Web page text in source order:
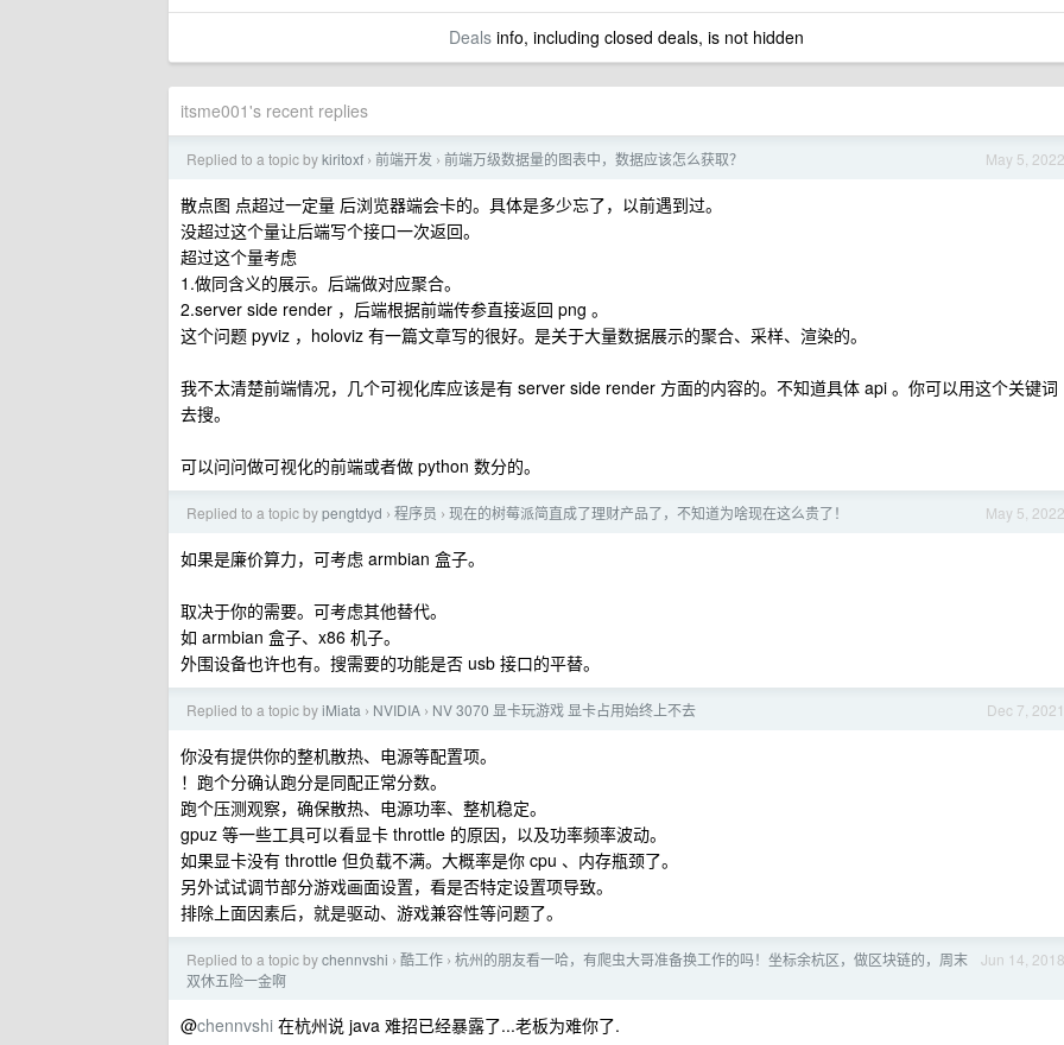
Dealsinfo, including closed deals, is not hidden
itsme001's recent replies
May 5, 2022
Replied to a topic bykiritoxf › 前端开发 › 前端万级数据量的图表中，数据应该怎么获取？
散点图 点超过一定量 后浏览器端会卡的。具体是多少忘了，以前遇到过。
没超过这个量让后端写个接口一次返回。
超过这个量考虑
1.做同含义的展示。后端做对应聚合。
2.server side render ，后端根据前端传参直接返回 png 。
这个问题 pyviz ，holoviz 有一篇文章写的很好。是关于大量数据展示的聚合、采样、渲染的。
我不太清楚前端情况，几个可视化库应该是有 server side render 方面的内容的。不知道具体 api 。你可以用这个关键词
去搜。
可以问问做可视化的前端或者做 python 数分的。
May 5, 2022
Replied to a topic bypengtdyd › 程序员 › 现在的树莓派简直成了理财产品了，不知道为啥现在这么贵了！
如果是廉价算力，可考虑 armbian 盒子。
取决于你的需要。可考虑其他替代。
如 armbian 盒子、x86 机子。
外围设备也许也有。搜需要的功能是否 usb 接口的平替。
Dec 7, 2021
Replied to a topic byiMiata › NVIDIA › NV 3070 显卡玩游戏 显卡占用始终上不去
你没有提供你的整机散热、电源等配置项。
！跑个分确认跑分是同配正常分数。
跑个压测观察，确保散热、电源功率、整机稳定。
gpuz 等一些工具可以看显卡 throttle 的原因，以及功率频率波动。
如果显卡没有 throttle 但负载不满。大概率是你 cpu 、内存瓶颈了。
另外试试调节部分游戏画面设置，看是否特定设置项导致。
排除上面因素后，就是驱动、游戏兼容性等问题了。
Jun 14, 2018
Replied to a topic bychennvshi › 酷工作 › 杭州的朋友看一哈，有爬虫大哥准备换工作的吗！坐标余杭区，做区块链的，周末
双休五险一金啊
@chennvshi 在杭州说 java 难招已经暴露了...老板为难你了.